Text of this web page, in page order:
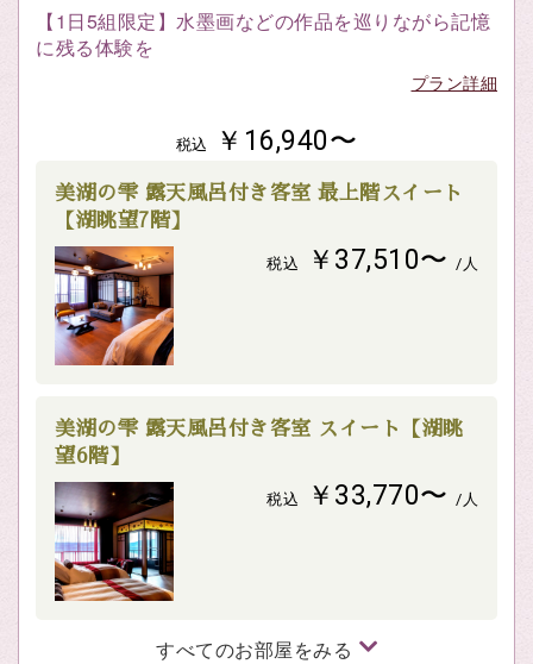
【1日5組限定】水墨画などの作品を巡りながら記憶
に残る体験を
プラン詳細
税込 ￥16,940〜
美湖の雫 露天風呂付き客室 最上階スイート
【湖眺望7階】
税込 ￥37,510〜 /人
美湖の雫 露天風呂付き客室 スイート【湖眺
望6階】
税込 ￥33,770〜 /人
すべてのお部屋をみる